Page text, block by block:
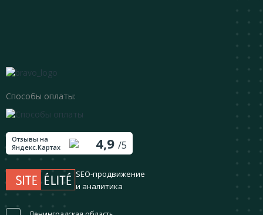
Способы оплаты:
Отзывы на
Яндекс.Картах
4,9 /5
SEO-продвижение
и аналитика